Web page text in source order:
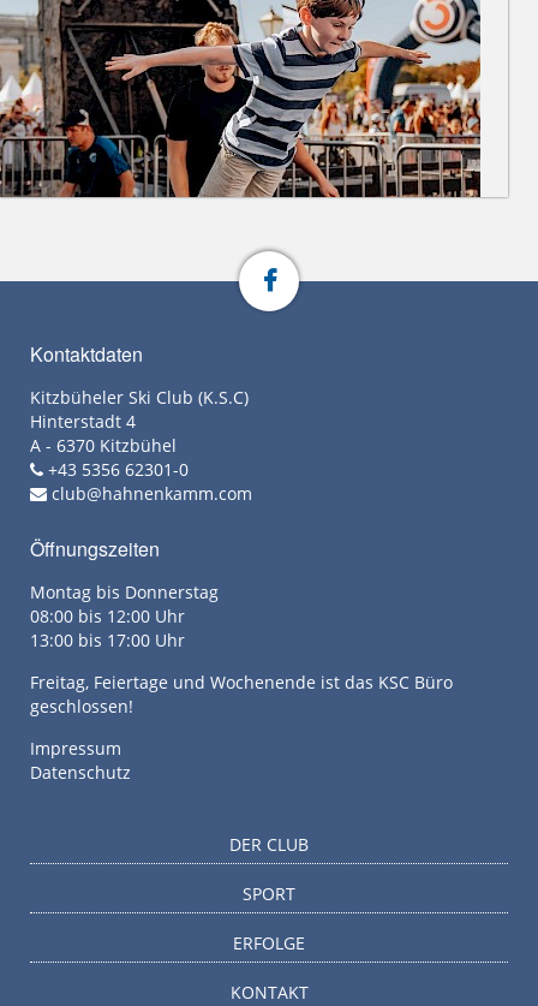
Kontaktdaten
Kitzbüheler Ski Club (K.S.C)
Hinterstadt 4
A - 6370 Kitzbühel
+43 5356 62301-0
club@hahnenkamm.com
Öffnungszeiten
Montag bis Donnerstag
08:00 bis 12:00 Uhr
13:00 bis 17:00 Uhr
Freitag, Feiertage und Wochenende ist das KSC Büro
geschlossen!
Impressum
Datenschutz
DER CLUB
SPORT
ERFOLGE
KONTAKT